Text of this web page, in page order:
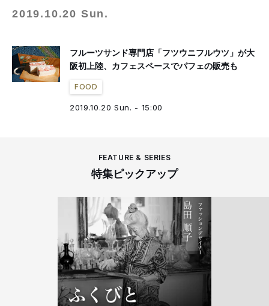
2019.10.20 Sun.
フルーツサンド専門店「フツウニフルウツ」が大
阪初上陸、カフェスペースでパフェの販売も
FOOD
2019.10.20 Sun. - 15:00
FEATURE & SERIES
特集ピックアップ